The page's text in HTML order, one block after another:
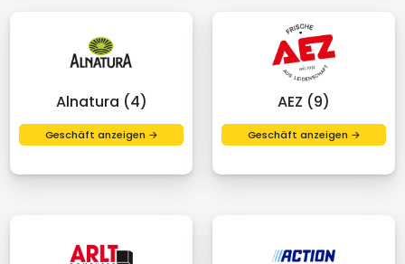
Alnatura (4)
Geschäft anzeigen →
AEZ (9)
Geschäft anzeigen →